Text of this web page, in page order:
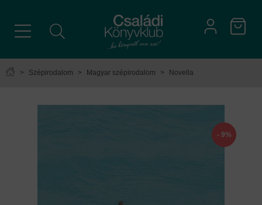
> Szépirodalom > Magyar szépirodalom > Novella
- 9%